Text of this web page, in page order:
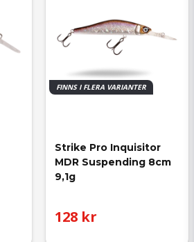
FINNS I FLERA VARIANTER
Strike Pro Inquisitor
MDR Suspending 8cm
9,1g
128 kr